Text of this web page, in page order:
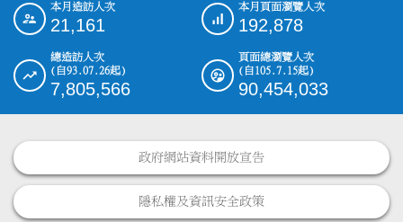
::: 本月造訪人次
21,161
本月頁面瀏覽人次
192,878
總造訪人次
(自93.07.26起)
7,805,566
頁面總瀏覽人次
(自105.7.15起)
90,454,033
政府網站資料開放宣告
隱私權及資訊安全政策